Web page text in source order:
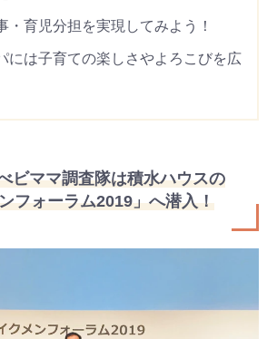
・育児分担を実現してみよう！
には子育ての楽しさやよろこびを広
ビママ調査隊は積水ハウスの
フォーラム2019」へ潜入！